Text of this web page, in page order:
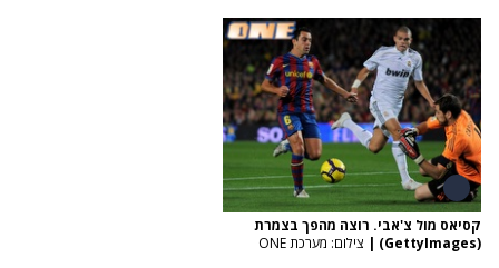
קסיאס מול צ'אבי. רוצה מהפך בצמרת
(GettyImages)
| צילום: מערכת ONE